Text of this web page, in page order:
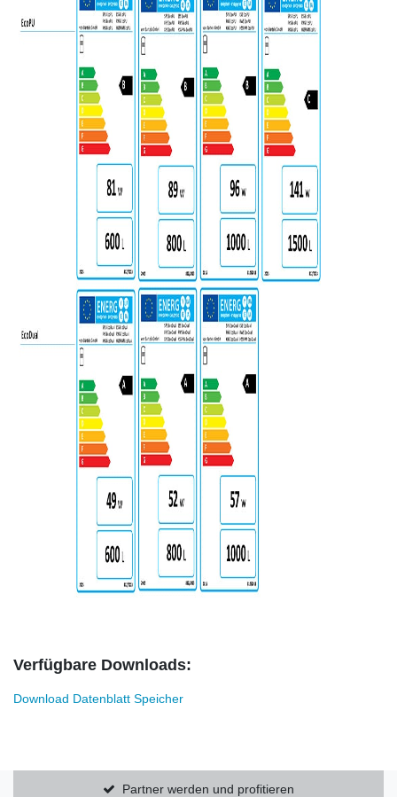
Verfügbare Downloads:
Download Datenblatt Speicher
Partner werden und profitieren